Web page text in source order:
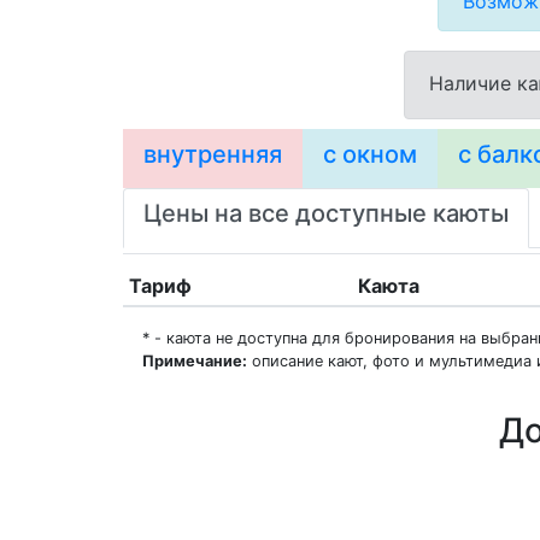
Наличие
внутренняя с окном с
Цены на все доступные каюты
Тариф Каюта
* - каюта не доступна для бронирования на
Примечание: описание кают, фото и мультимедиа